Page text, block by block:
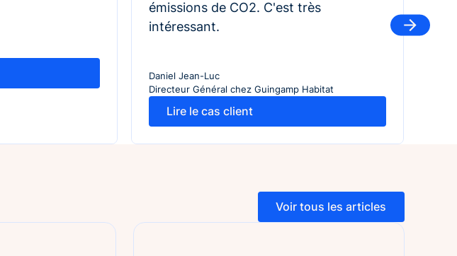
émissions de CO2. C'est très
intéressant.
Daniel Jean-Luc
Directeur Général chez Guingamp Habitat
Lire le cas client
Lire le cas client
Voir tous les articles
Voir tous les articles
Lire l'article